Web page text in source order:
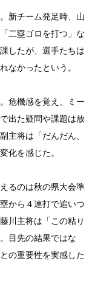
新チーム発足時、山
二塁ゴロを打つ」な
したが、選手たちは
なかったという。
危機感を覚え、ミー
出た疑問や課題は放
主将は「だんだん、
化を感じた。
るのは秋の県大会準
から４連打で追いつ
川主将は「この粘り
目先の結果ではな
の重要性を実感した